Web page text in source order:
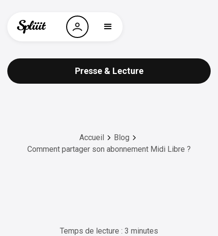
Presse & Lecture
Accueil
Blog
Comment partager son abonnement Midi Libre ?
Temps de lecture : 3 minutes